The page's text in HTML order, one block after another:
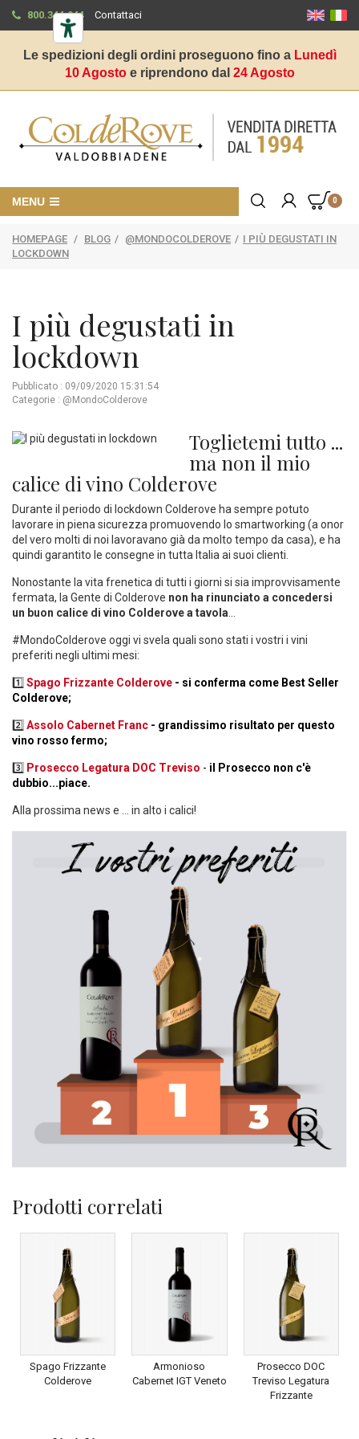
800.344.944 Contattaci
Le spedizioni degli ordini proseguono fino a Lunedì
10 Agostoe riprendono dal 24 Agosto
0
MENU
HOMEPAGE / BLOG / @MONDOCOLDEROVE / I PIÙ DEGUSTATI IN
LOCKDOWN
I più degustati in
lockdown
Pubblicato : 09/09/2020 15:31:54
Categorie : @MondoColderove
Toglietemi tutto ...
ma non il mio
calice di vino Colderove
Durante il periodo di lockdown Colderove ha sempre potuto
lavorare in piena sicurezza promuovendo lo smartworking (a onor
del vero molti di noi lavoravano già da molto tempo da casa), e ha
quindi garantito le consegne in tutta Italia ai suoi clienti.
Nonostante la vita frenetica di tutti i giorni si sia improvvisamente
fermata, la Gente di Colderove non ha rinunciato a concedersi
un buon calice di vino Colderove a tavola...
#MondoColderove oggi vi svela quali sono stati i vostri i vini
preferiti negli ultimi mesi:
1️⃣ Spago Frizzante Colderove - si conferma come Best Seller
Colderove;
2️⃣ Assolo Cabernet Franc - grandissimo risultato per questo
vino rosso fermo;
3️⃣ Prosecco Legatura DOC Treviso - il Prosecco non c'è
dubbio...piace.
Alla prossima news e ... in alto i calici!
Prodotti correlati
Spago Frizzante
Colderove
Armonioso
Cabernet IGT Veneto
Prosecco DOC
Treviso Legatura
Frizzante